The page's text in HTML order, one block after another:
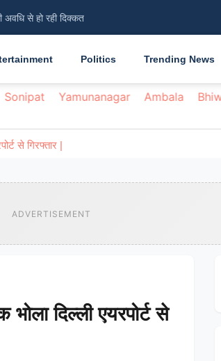
अवधि से हो रही दिक्कत
Politics Trending News
Sonipat Yamunanagar Ambala
से गिरफ्तार |
ADVERTISEMENT
दिल्ली एयरपोर्ट से